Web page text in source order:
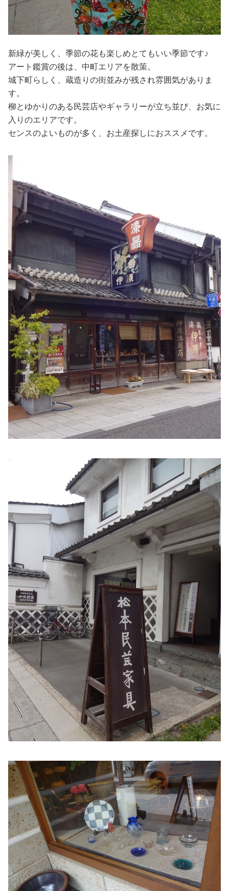
新緑が美しく、季節の花も楽しめとてもいい季節です♪
アート鑑賞の後は、中町エリアを散策。
城下町らしく、蔵造りの街並みが残され雰囲気がありま
す。
柳とゆかりのある民芸店やギャラリーが立ち並び、お気に
入りのエリアです。
センスのよいものが多く、お土産探しにおススメです。